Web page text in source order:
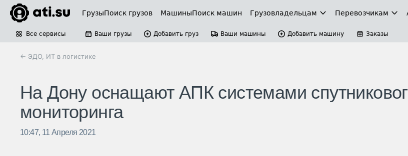
ГрузыПоиск грузов МашиныПоиск машин Грузовладельцам Перевозчикам
Все сервисы Ваши грузы Добавить груз Ваши машины Добавить машину Заказы
← ЭДО, ИТ в логистике
На Дону оснащают АПК системами
мониторинга
10:47, 11 Апреля 2021